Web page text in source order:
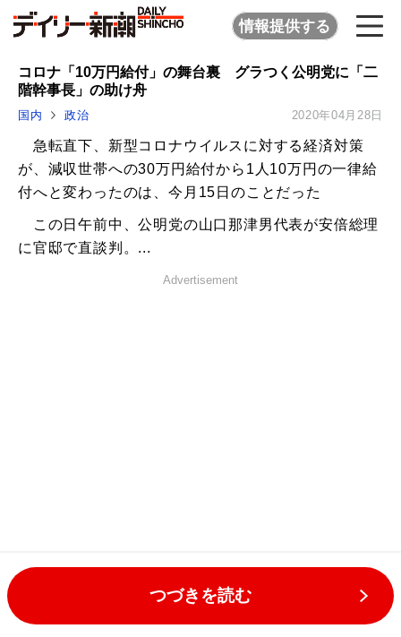
情報提供する
コロナ「10万円給付」の舞台裏 グラつく公明党に「二
階幹事長」の助け舟
国内 政治 2020年04月28日
急転直下、新型コロナウイルスに対する経済対策
が、減収世帯への30万円給付から1人10万円の一律給
付へと変わったのは、今月15日のことだった
この日午前中、公明党の山口那津男代表が安倍総理
に官邸で直談判。...
Advertisement
つづきを読む